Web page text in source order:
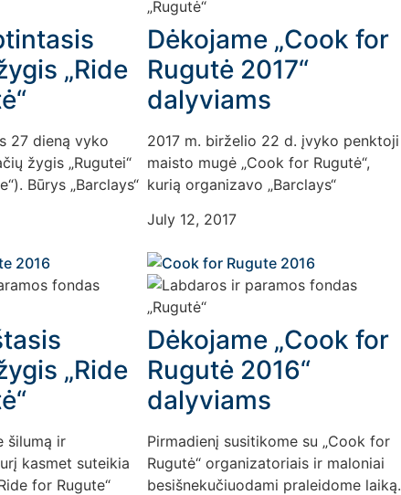
„Ride
27 dieną vyko
žygis „Rugutei“
Būrys „Barclays“
Dėkojame „Cook for
Rugutė 2017“
dalyviams
2017 m. birželio 22 d. įvyko penktoji
maisto mugė „Cook for Rugutė“,
kurią organizavo „Barclays“
July 12, 2017
„Ride
šilumą ir
kasmet suteikia
for Rugute“
Dėkojame „Cook for
Rugutė 2016“
dalyviams
Pirmadienį susitikome su „Cook for
Rugutė“ organizatoriais ir maloniai
besišnekučiuodami praleidome laiką.